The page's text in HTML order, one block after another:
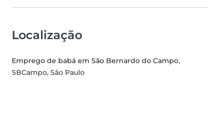
Localização
Emprego de babá em São Bernardo do Campo,
SBCampo, São Paulo